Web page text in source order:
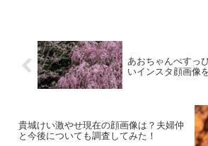
あおちゃんぺすっ
いインスタ顔画像
貴城けい激やせ現在の顔画像は？夫婦仲
と今後についても調査してみた！